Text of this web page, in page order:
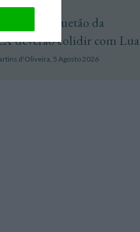
de foguetão da
deverão colidir com Lua
d'Oliveira, 5 Agosto 2026